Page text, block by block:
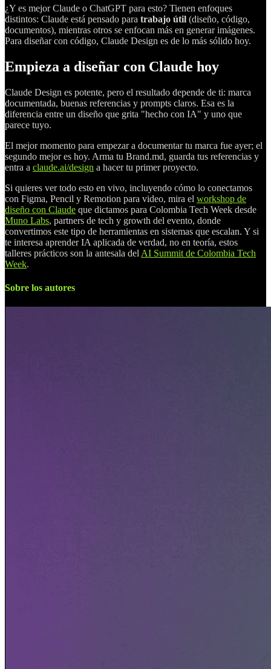
¿Y es mejor Claude o ChatGPT para esto? Tienen enfoques
distintos: Claude está pensado para trabajo útil (diseño, código,
documentos), mientras otros se enfocan más en generar imágenes.
Para diseñar con código, Claude Design es de lo más sólido hoy.
Empieza a diseñar con Claude hoy
Claude Design es potente, pero el resultado depende de ti: marca
documentada, buenas referencias y prompts claros. Esa es la
diferencia entre un diseño que grita "hecho con IA" y uno que
parece tuyo.
El mejor momento para empezar a documentar tu marca fue ayer; el
segundo mejor es hoy. Arma tu Brand.md, guarda tus referencias y
entra a claude.ai/design a hacer tu primer proyecto.
Si quieres ver todo esto en vivo, incluyendo cómo lo conectamos
con Figma, Pencil y Remotion para video, mira el workshop de
diseño con Claude que dictamos para Colombia Tech Week desde
Muno Labs, partners de tech y growth del evento, donde
convertimos este tipo de herramientas en sistemas que escalan. Y si
te interesa aprender IA aplicada de verdad, no en teoría, estos
talleres prácticos son la antesala del AI Summit de Colombia Tech
Week.
Sobre los autores